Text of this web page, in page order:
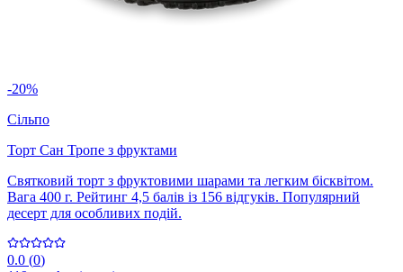
-20%
Сільпо
Торт Сан Тропе з фруктами
Святковий торт з фруктовими шарами та легким бісквітом.
Вага 400 г. Рейтинг 4,5 балів із 156 відгуків. Популярний
десерт для особливих подій.
0.0 (0)